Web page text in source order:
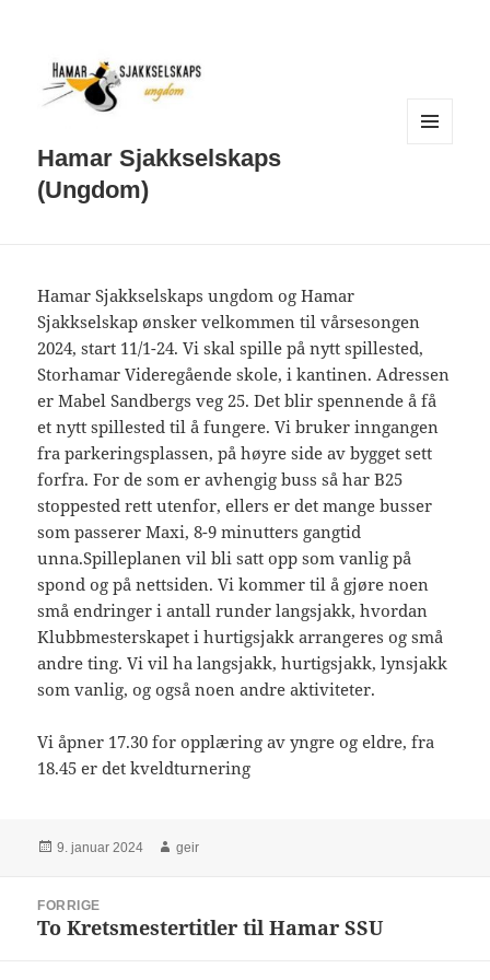
Hamar Sjakkselskaps
(Ungdom)
Hamar Sjakkselskaps ungdom og Hamar
Sjakkselskap ønsker velkommen til vårsesongen
2024, start 11/1-24. Vi skal spille på nytt spillested,
Storhamar Videregående skole, i kantinen. Adressen
er Mabel Sandbergs veg 25. Det blir spennende å få
et nytt spillested til å fungere. Vi bruker inngangen
fra parkeringsplassen, på høyre side av bygget sett
forfra. For de som er avhengig buss så har B25
stoppested rett utenfor, ellers er det mange busser
som passerer Maxi, 8-9 minutters gangtid
unna.Spilleplanen vil bli satt opp som vanlig på
spond og på nettsiden. Vi kommer til å gjøre noen
små endringer i antall runder langsjakk, hvordan
Klubbmesterskapet i hurtigsjakk arrangeres og små
andre ting. Vi vil ha langsjakk, hurtigsjakk, lynsjakk
som vanlig, og også noen andre aktiviteter.
Vi åpner 17.30 for opplæring av yngre og eldre, fra
18.45 er det kveldturnering
Publisert
9. januar 2024 Forfatter
geir
FORRIGE
Forrige
To Kretsmestertitler til Hamar SSU